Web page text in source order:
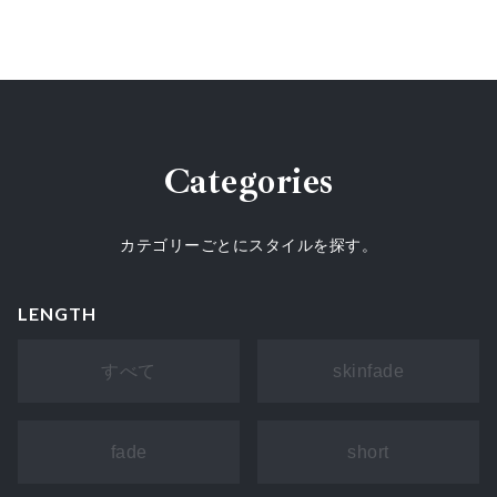
Categories
カテゴリーごとにスタイルを探す。
LENGTH
すべて skinfade
fade short